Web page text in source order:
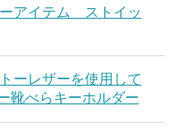
アイテム ストイッ
ーレザーを使用して
靴べらキーホルダー